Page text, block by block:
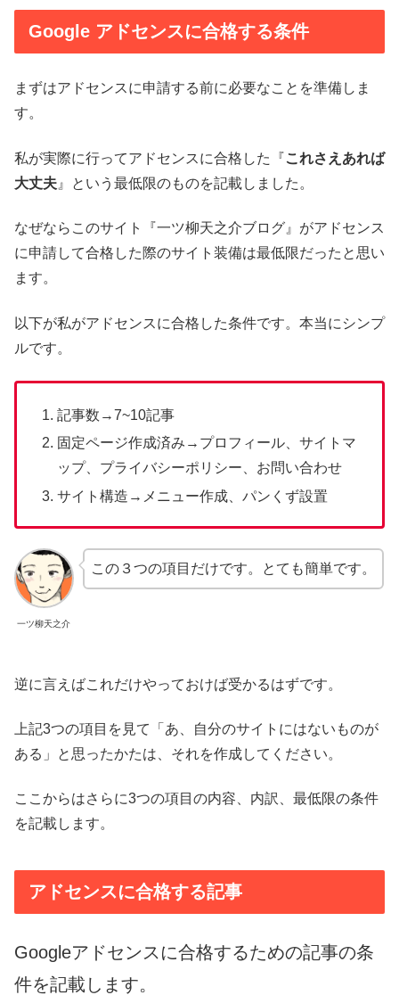
Google アドセンスに合格する条件
まずはアドセンスに申請する前に必要なことを準備しま
す。
私が実際に行ってアドセンスに合格した『これさえあれば
大丈夫 』という最低限のものを記載しました。
なぜならこのサイト『一ツ柳天之介ブログ』がアドセンス
に申請して合格した際のサイト装備は最低限だったと思い
ます。
以下が私がアドセンスに合格した条件です。本当にシンプ
ルです。
記事数→7~10記事
固定ページ作成済み→プロフィール、サイトマ
ップ、プライバシーポリシー、お問い合わせ
サイト構造→メニュー作成、パンくず設置
一ツ柳天之介
この３つの項目だけです。とても簡単です。
逆に言えばこれだけやっておけば受かるはずです。
上記3つの項目を見て「あ、自分のサイトにはないものが
ある」と思ったかたは、それを作成してください。
ここからはさらに3つの項目の内容、内訳、最低限の条件
を記載します。
アドセンスに合格する記事
Googleアドセンスに合格するための記事の条
件を記載します。